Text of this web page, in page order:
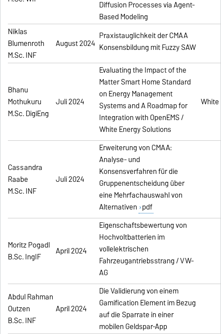
Diffusion Processes via Agent-
Based Modeling
Niklas
Blumenroth
M.Sc. INF
August 2024
Praxistauglichkeit der CMAA
Konsensbildung mit Fuzzy SAW
Bhanu
Mothukuru
M.Sc. DigiEng
Juli 2024
Evaluating the Impact of the
Matter Smart Home Standard
on Energy Management
Systems and A Roadmap for
Integration with OpenEMS /
White Energy Solutions
White
Cassandra
Raabe
M.Sc. INF
Juli 2024
Erweiterung von CMAA:
Analyse- und
Konsensverfahren für die
Gruppenentscheidung über
eine Mehrfachauswahl von
Alternativen pdf
Moritz Pogadl
B.Sc. IngIF
April 2024
Eigenschaftsbewertung von
Hochvoltbatterien im
vollelektrischen
Fahrzeugantriebsstrang / VW-
AG
Abdul Rahman
Outzen
B.Sc. INF
April 2024
Die Validierung von einem
Gamification Element im Bezug
auf die Sparrate in einer
mobilen Geldspar-App